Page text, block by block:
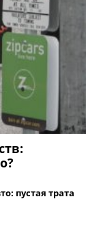
пустая трата